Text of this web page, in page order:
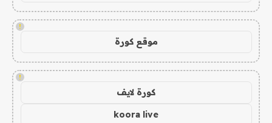
!
موقع كورة
!
كورة لايف
koora live